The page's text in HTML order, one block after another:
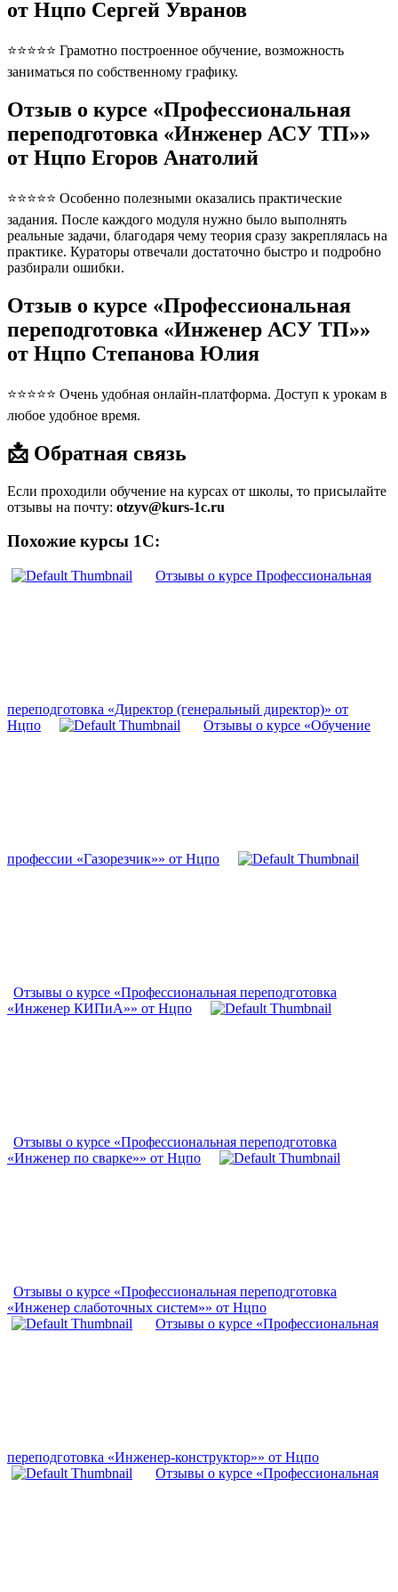
от Нцпо Сергей Увранов
⭐⭐⭐⭐⭐ Грамотно построенное обучение, возможность
заниматься по собственному графику.
Отзыв о курсе «Профессиональная
переподготовка «Инженер АСУ ТП»»
от Нцпо Егоров Анатолий
⭐⭐⭐⭐⭐ Особенно полезными оказались практические
задания. После каждого модуля нужно было выполнять
реальные задачи, благодаря чему теория сразу закреплялась на
практике. Кураторы отвечали достаточно быстро и подробно
разбирали ошибки.
Отзыв о курсе «Профессиональная
переподготовка «Инженер АСУ ТП»»
от Нцпо Степанова Юлия
⭐⭐⭐⭐⭐ Очень удобная онлайн-платформа. Доступ к урокам в
любое удобное время.
📩 Обратная связь
Если проходили обучение на курсах от школы, то присылайте
отзывы на почту: otzyv@kurs-1c.ru
Похожие курсы 1С:
Отзывы о курсе Профессиональная
переподготовка «Директор (генеральный директор)» от
Нцпо
Отзывы о курсе «Обучение
профессии «Газорезчик»» от Нцпо
Отзывы о курсе «Профессиональная переподготовка
«Инженер КИПиА»» от Нцпо
Отзывы о курсе «Профессиональная переподготовка
«Инженер по сварке»» от Нцпо
Отзывы о курсе «Профессиональная переподготовка
«Инженер слаботочных систем»» от Нцпо
Отзывы о курсе «Профессиональная
переподготовка «Инженер-конструктор»» от Нцпо
Отзывы о курсе «Профессиональная